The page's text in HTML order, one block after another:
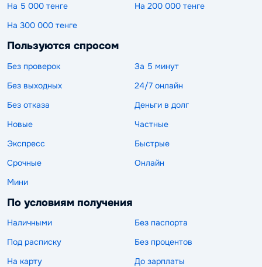
На 5 000 тенге
На 200 000 тенге
На 300 000 тенге
Пользуются спросом
Без проверок
За 5 минут
Без выходных
24/7 онлайн
Без отказа
Деньги в долг
Новые
Частные
Экспресс
Быстрые
Срочные
Онлайн
Мини
По условиям получения
Наличными
Без паспорта
Под расписку
Без процентов
На карту
До зарплаты